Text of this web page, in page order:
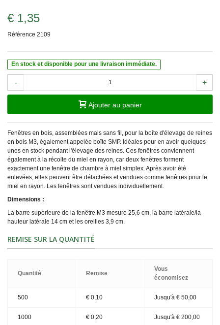
€ 1,35
Référence 2109
En stock et disponible pour une livraison immédiate.
- +
Ajouter au panier
Fenêtres en bois, assemblées mais sans fil, pour la boîte d'élevage de reines
en bois M3, également appelée boîte SMP. Idéales pour en avoir quelques
unes en stock pendant l'élevage des reines. Ces fenêtres conviennent
également à la récolte du miel en rayon, car deux fenêtres forment
exactement une fenêtre de chambre à miel simplex. Après avoir été
enlevées, elles peuvent être détachées et vendues comme fenêtres pour le
miel en rayon. Les fenêtres sont vendues individuellement.
Dimensions :
La barre supérieure de la fenêtre M3 mesure 25,6 cm, la barre latérale/la
hauteur latérale 14 cm et les oreilles 3,9 cm.
REMISE SUR LA QUANTITÉ
Quantité Remise
Vous
économisez
500 € 0,10 Jusqu'à € 50,00
1000 € 0,20 Jusqu'à € 200,00